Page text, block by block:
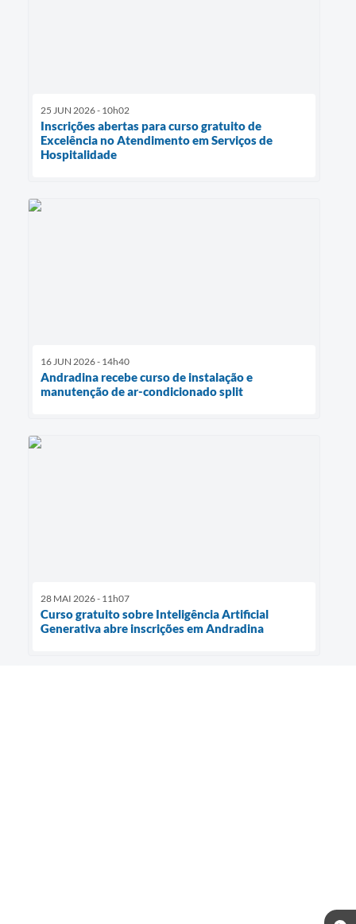
25 JUN 2026 - 10h02
Inscrições abertas para curso gratuito de
Excelência no Atendimento em Serviços de
Hospitalidade
16 JUN 2026 - 14h40
Andradina recebe curso de instalação e
manutenção de ar-condicionado split
28 MAI 2026 - 11h07
Curso gratuito sobre Inteligência Artificial
Generativa abre inscrições em Andradina